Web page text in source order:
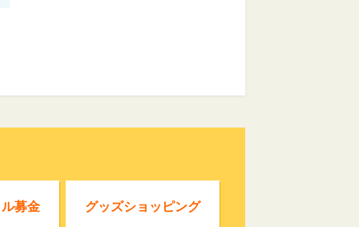
募金 グッズショッピング